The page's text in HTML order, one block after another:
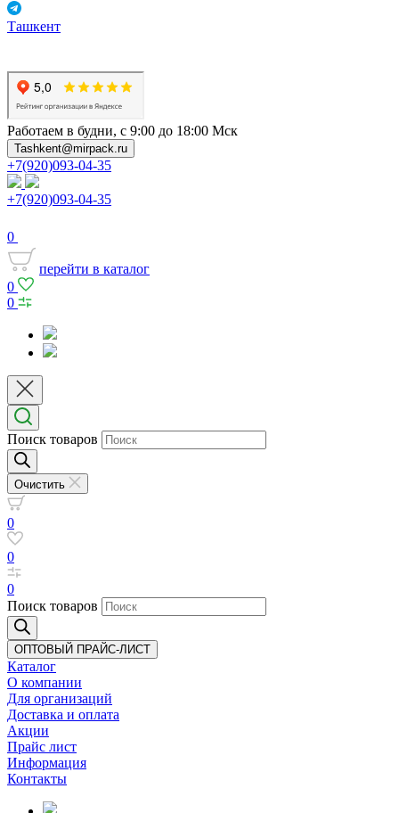
Ташкент
Работаем в будни, с 9:00 до 18:00 Мск
Tashkent@mirpack.ru
+7(920)093-04-35
+7(920)093-04-35
0
перейти в каталог
0
0
Поиск товаров
Очистить
0
0
0
Поиск товаров
ОПТОВЫЙ ПРАЙС-ЛИСТ
Каталог
О компании
Для организаций
Доставка и оплата
Акции
Прайс лист
Информация
Контакты